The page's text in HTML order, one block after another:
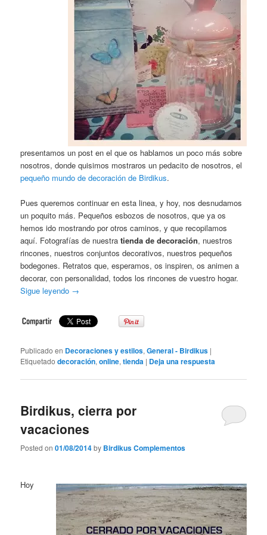
presentamos un post en el que os hablamos un poco más sobre
nosotros, donde quisimos mostraros un pedacito de nosotros, el
pequeño mundo de decoración de Birdikus.
Pues queremos continuar en esta linea, y hoy, nos desnudamos
un poquito más. Pequeños esbozos de nosotros, que ya os
hemos ido mostrando por otros caminos, y que recopilamos
aquí. Fotografías de nuestratienda de decoración, nuestros
rincones, nuestros conjuntos decorativos, nuestros pequeños
bodegones. Retratos que, esperamos, os inspiren, os animen a
decorar, con personalidad, todos los rincones de vuestro hogar.
Sigue leyendo →
Publicado en Decoraciones y estilos,General - Birdikus |
Etiquetado decoración,online,tienda | Deja una respuesta
Birdikus, cierra por
vacaciones
Posted on01/08/2014by Birdikus Complementos
Hoy